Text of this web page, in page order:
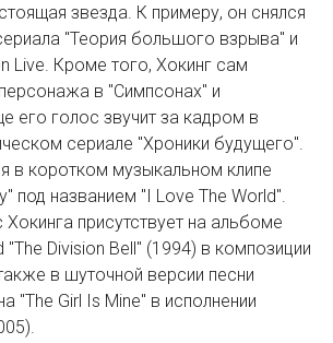
звезда. К примеру, он снялся
"Теория большого взрыва" и
Live. Кроме того, Хокинг сам
в "Симпсонах" и
его голос звучит за кадром в
сериале "Хроники будущего".
в коротком музыкальном клипе
под названием "I Love The World".
присутствует на альбоме
"The Division Bell" (1994) в композиции
в шуточной версии песни
"The Girl Is Mine" в исполнении